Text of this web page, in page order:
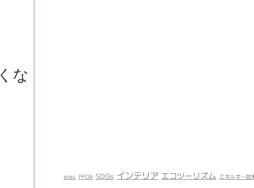
な
arau PFOA SDGs インテリア エコツーリズム エネルギー効